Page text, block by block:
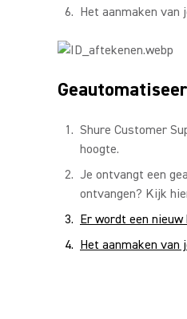
Het aanmaken
Shure Customer
hoogte.
Je ontvangt een
ontvangen? Kijk
Er wordt een
Het aanmaken van